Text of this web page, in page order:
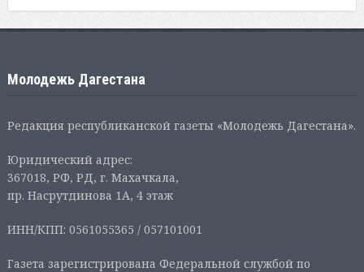
Молодежь Дагестана
Редакция республиканской газеты «Молодежь Дагестана».
Юридический адрес:
367018, РФ, РД, г. Махачкала,
пр. Насрутдинова 1А, 4 этаж
ИНН/КПП: 0561055365 / 057101001
Газета зарегистрирована Федеральной службой по